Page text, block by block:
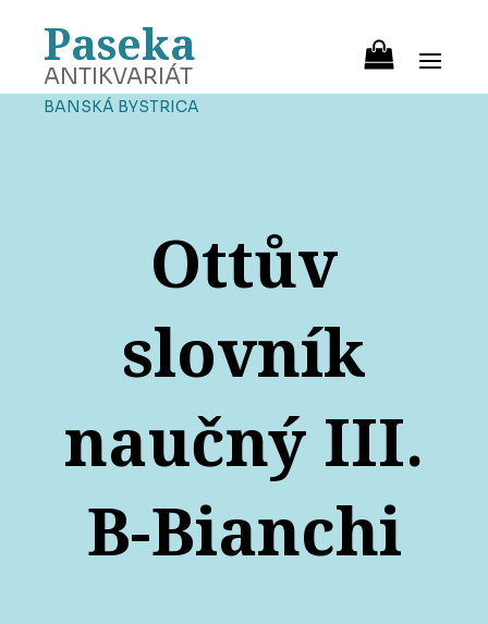
Paseka
ANTIKVARIÁT
BANSKÁ BYSTRICA
Ottův
slovník
naučný III.
B-Bianchi